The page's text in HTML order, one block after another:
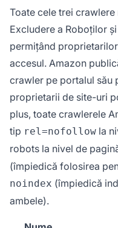
Toate cele trei
Excludere a Roboților
permițând
accesul. Amazon
crawler pe portalul său
proprietarii de site-uri
plus, toate crawlerele
tip rel=nofollow la
robots la nivel de
(împiedică folosirea
noindex (împiedică
ambele).